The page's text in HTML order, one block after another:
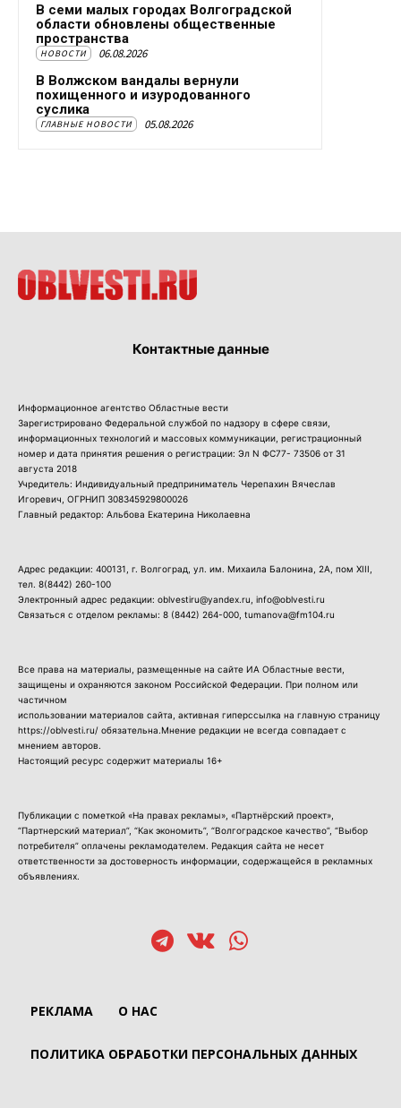
В семи малых городах Волгоградской
области обновлены общественные
пространства
НОВОСТИ 06.08.2026
В Волжском вандалы вернули
похищенного и изуродованного
суслика
ГЛАВНЫЕ НОВОСТИ 05.08.2026
Контактные данные
Информационное агентство Областные вести
Зарегистрировано Федеральной службой по надзору в сфере связи,
информационных технологий и массовых коммуникации, регистрационный
номер и дата принятия решения о регистрации: Эл N ФС77- 73506 от 31
августа 2018
Учредитель: Индивидуальный предприниматель Черепахин Вячеслав
Игоревич, ОГРНИП 308345929800026
Главный редактор: Альбова Екатерина Николаевна
Адрес редакции: 400131, г. Волгоград, ул. им. Михаила Балонина, 2А, пом XIII,
тел. 8(8442) 260-100
Электронный адрес редакции: oblvestiru@yandex.ru, info@oblvesti.ru
Связаться с отделом рекламы: 8 (8442) 264-000 , tumanova@fm104.ru
Все права на материалы, размещенные на сайте ИА Областные вести,
защищены и охраняются законом Российской Федерации. При полном или
частичном
использовании материалов сайта, активная гиперссылка на главную страницу
https://oblvesti.ru/ обязательна.Мнение редакции не всегда совпадает с
мнением авторов.
Настоящий ресурс содержит материалы 16+
Публикации с пометкой «На правах рекламы», «Партнёрский проект»,
“Партнерский материал”, “Как экономить”, “Волгоградское качество”, “Выбор
потребителя” оплачены рекламодателем. Редакция сайта не несет
ответственности за достоверность информации, содержащейся в рекламных
объявлениях.
РЕКЛАМА О НАС
ПОЛИТИКА ОБРАБОТКИ ПЕРСОНАЛЬНЫХ ДАННЫХ